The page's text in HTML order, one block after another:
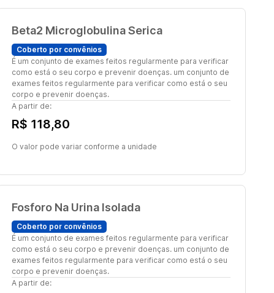
Beta2 Microglobulina Serica
Coberto por convênios
É um conjunto de exames feitos regularmente para verificar
como está o seu corpo e prevenir doenças. um conjunto de
exames feitos regularmente para verificar como está o seu
corpo e prevenir doenças.
A partir de:
R$ 118,80
O valor pode variar conforme a unidade
Fosforo Na Urina Isolada
Coberto por convênios
É um conjunto de exames feitos regularmente para verificar
como está o seu corpo e prevenir doenças. um conjunto de
exames feitos regularmente para verificar como está o seu
corpo e prevenir doenças.
A partir de: